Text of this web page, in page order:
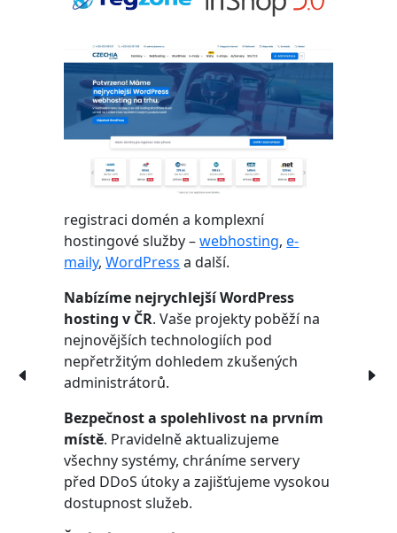
registraci domén a komplexní
hostingové služby –webhosting,e-
maily,WordPress a další.
Nabízíme nejrychlejší WordPress
hosting v ČR. Vaše projekty poběží na
nejnovějších technologiích pod
nepřetržitým dohledem zkušených
administrátorů.
Bezpečnost a spolehlivost na prvním
místě. Pravidelně aktualizujeme
všechny systémy, chráníme servery
před DDoS útoky a zajišťujeme vysokou
dostupnost služeb.